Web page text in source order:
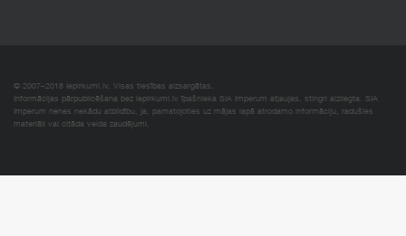
© 2007–2018 Iepirkumi.lv. Visas tiesības aizsargātas.
Informācijas pārpublicēšana bez iepirkumi.lv īpašnieka SIA Imperum atļaujas, stingri aizliegta. SIA
Imperum nenes nekādu atbildību, ja, pamatojoties uz mājas lapā atrodamo informāciju, radušies
materiāli vai citāda veida zaudējumi.